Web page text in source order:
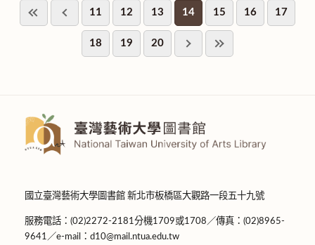
11 12 13 14 15 16 17
18 19 20
國立臺灣藝術大學圖書館 新北市板橋區大觀路一段五十九號
服務電話：(02)2272-2181分機1709或1708／傳真：(02)8965-
9641／e-mail：d10@mail.ntua.edu.tw